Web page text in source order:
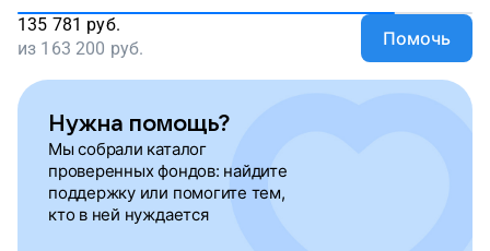
135 781 руб.
из 163 200 руб. Помочь
Нужна помощь?
Мы собрали каталог
проверенных фондов: найдите
поддержку или помогите тем,
кто в ней нуждается